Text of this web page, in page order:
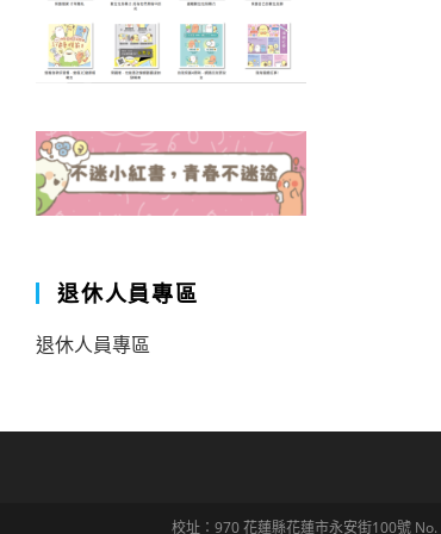
退休人員專區
退休人員專區
校址：970 花蓮縣花蓮市永安街100號